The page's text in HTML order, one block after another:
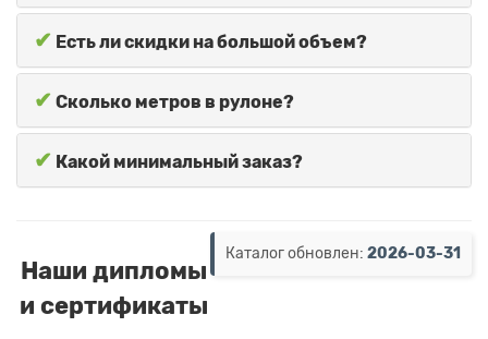
✔ Есть ли скидки на большой объем?
✔ Сколько метров в рулоне?
✔ Какой минимальный заказ?
Каталог обновлен: 2026-03-31
Наши дипломы
и сертификаты